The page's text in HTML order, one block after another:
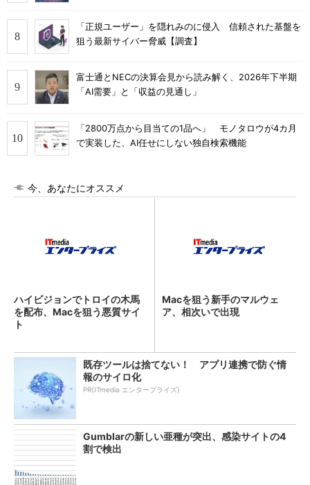
「正規ユーザー」を隠れみのに侵入 信頼された基盤を
狙う最新サイバー脅威【調査】
富士通とNECの決算会見から読み解く、2026年下半期
「AI需要」と「収益の見通し」
「2800万点から目当ての1品へ」 モノタロウが4カ月
で実装した、AI任せにしない独自検索機能
今、あなたにオススメ
ハイビジョンでトロイの木馬
を配布、Macを狙う悪質サイ
ト
Macを狙う新手のマルウェ
ア、相次いで出現
既存ツールは捨てない！ アプリ連携で防ぐ情
報のサイロ化
PR(ITmedia エンタープライズ)
Gumblarの新しい亜種が突出、感染サイトの4
割で検出